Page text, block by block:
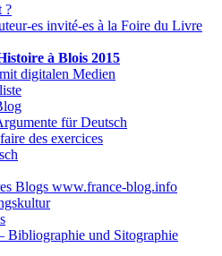
?
es invité-es à la Foire du Livre
à Blois 2015
digitalen Medien
für Deutsch
des exercices
Blogs www.france-blog.info
Bibliographie und Sitographie